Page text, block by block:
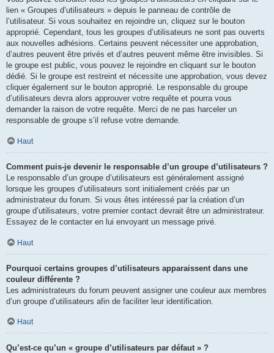
lien « Groupes d’utilisateurs » depuis le panneau de contrôle de
l’utilisateur. Si vous souhaitez en rejoindre un, cliquez sur le bouton
approprié. Cependant, tous les groupes d’utilisateurs ne sont pas ouverts
aux nouvelles adhésions. Certains peuvent nécessiter une approbation,
d’autres peuvent être privés et d’autres peuvent même être invisibles. Si
le groupe est public, vous pouvez le rejoindre en cliquant sur le bouton
dédié. Si le groupe est restreint et nécessite une approbation, vous devez
cliquer également sur le bouton approprié. Le responsable du groupe
d’utilisateurs devra alors approuver votre requête et pourra vous
demander la raison de votre requête. Merci de ne pas harceler un
responsable de groupe s’il refuse votre demande.
Haut
Comment puis-je devenir le responsable d’un groupe d’utilisateurs ?
Le responsable d’un groupe d’utilisateurs est généralement assigné
lorsque les groupes d’utilisateurs sont initialement créés par un
administrateur du forum. Si vous êtes intéressé par la création d’un
groupe d’utilisateurs, votre premier contact devrait être un administrateur.
Essayez de le contacter en lui envoyant un message privé.
Haut
Pourquoi certains groupes d’utilisateurs apparaissent dans une
couleur différente ?
Les administrateurs du forum peuvent assigner une couleur aux membres
d’un groupe d’utilisateurs afin de faciliter leur identification.
Haut
Qu’est-ce qu’un « groupe d’utilisateurs par défaut » ?